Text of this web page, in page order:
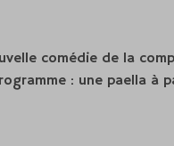
comédie de la
: une paella